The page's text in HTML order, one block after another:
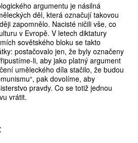
argumentu je násilná
děl, která označují takovou
zapomnělo. Nacisté ničili vše, co
v Evropě. V letech diktatury
sovětského bloku se takto
postačovalo jen, že byly označeny
li, aby jako platný argument
uměleckého díla stačilo, že budou
pak dovolíme, aby
pravdy. Co se totiž jednou
vrátit.